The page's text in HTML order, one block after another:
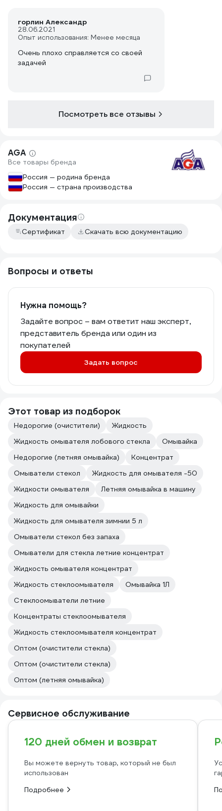
горлин Александр
28.06.2021
Опыт использования: Менее месяца
Очень плохо справляется со своей
задачей
Посмотреть все отзывы
AGA
Все товары бренда
Россия — родина бренда
Россия — страна производства
Документация
Сертификат Скачать всю документацию
Вопросы и ответы
Нужна помощь?
Задайте вопрос – вам ответит наш эксперт,
представитель бренда или один из
покупателей
Задать вопрос
Этот товар из подборок
Недорогие (очистители)
Жидкость
Жидкость омывателя лобового стекла
Омывайка
Недорогие (летняя омывайка)
Концентрат
Омыватели стекол
Жидкость для омывателя -50
Жидкости омывателя
Летняя омывайка в машину
Жидкость для омывайки
Жидкость для омывателя зимнии 5 л
Омыватели стекол без запаха
Омыватели для стекла летние концентрат
Жидкость омывателя концентрат
Жидкость стеклоомывателя
Омывайка 1Л
Стеклоомыватели летние
Концентраты стеклоомывателя
Жидкость стеклоомывателя концентрат
Оптом (очистители стекла)
Оптом (очистители стекла)
Оптом (летняя омывайка)
Сервисное обслуживание
120 дней обмен и возврат
Вы можете вернуть товар, который не был
использован
Подробнее